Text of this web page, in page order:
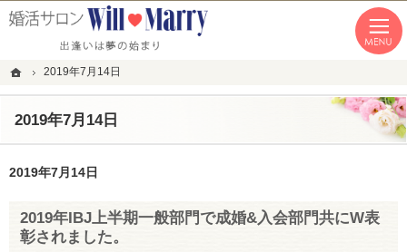
ホーム
2019年7月14日
2019年7月14日
「本気の婚活」を応援します。恵比寿・青山・湘南の結婚相談所なら私たちへ。
恵比寿・青山・湘南の婚活なら１年以内の成婚にこだわる結婚相談所WillMarry
2019年7月14日
2019年IBJ上半期一般部門で成婚&入会部門共にW表
彰されました。